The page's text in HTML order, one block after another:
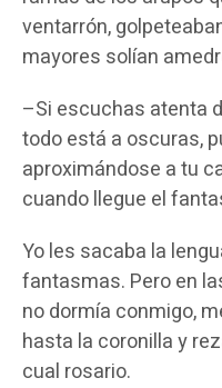
ventarrón,
mayores solían
–Si escuchas atenta
todo está a oscuras,
aproximándose a tu
cuando llegue el
Yo les sacaba la
fantasmas. Pero en
no dormía conmigo,
hasta la coronilla y
cual rosario.